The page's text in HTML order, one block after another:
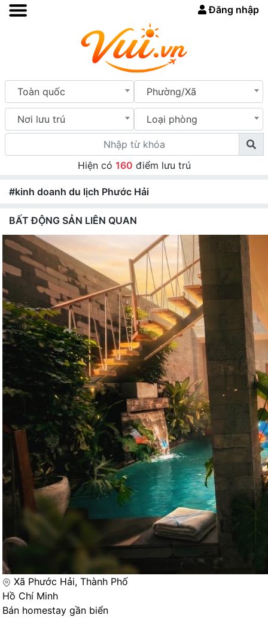
Đăng nhập
Toàn quốc Phường/Xã
Nơi lưu trú Loại phòng
Hiện có 160 điểm lưu trú
#kinh doanh du lịch Phước Hải
BẤT ĐỘNG SẢN LIÊN QUAN
Xã Phước Hải, Thành Phố
Hồ Chí Minh
Bán homestay gần biển